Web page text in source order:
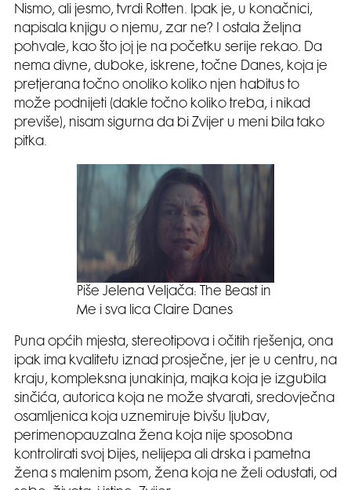
Nismo, ali jesmo, tvrdi Rotten. Ipak je, u konačnici,
napisala knjigu o njemu, zar ne? I ostala željna
pohvale, kao što joj je na početku serije rekao. Da
nema divne, duboke, iskrene, točne Danes, koja je
pretjerana točno onoliko koliko njen habitus to
može podnijeti (dakle točno koliko treba, i nikad
previše), nisam sigurna da bi Zvijer u meni bila tako
pitka.
Piše Jelena Veljača: The Beast in
Me i sva lica Claire Danes
Puna općih mjesta, stereotipova i očitih rješenja, ona
ipak ima kvalitetu iznad prosječne, jer je u centru, na
kraju, kompleksna junakinja, majka koja je izgubila
sinčića, autorica koja ne može stvarati, sredovječna
osamljenica koja uznemiruje bivšu ljubav,
perimenopauzalna žena koja nije sposobna
kontrolirati svoj bijes, nelijepa ali drska i pametna
žena s malenim psom, žena koja ne želi odustati, od